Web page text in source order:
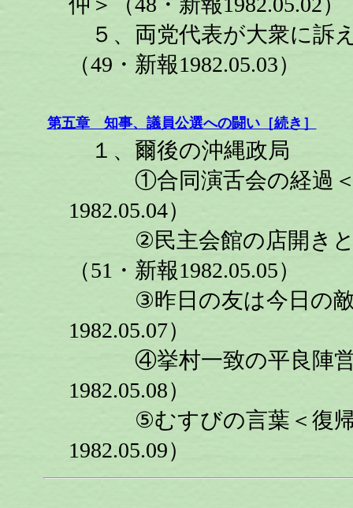
５、両党代表が大衆に訴
（49・新報1982.05.03）
第五章 知事、議員公選への闘い［続き］
１、爾後の沖縄政局
①合同演舌会の経過＜演
1982.05.04）
②民主会館の店開きと知
（51・新報1982.05.05）
③昨日の友は今日の敵＜
1982.05.07）
④挙村一致の平良陣営に
1982.05.08）
⑤むすびの言葉＜復帰式
1982.05.09）